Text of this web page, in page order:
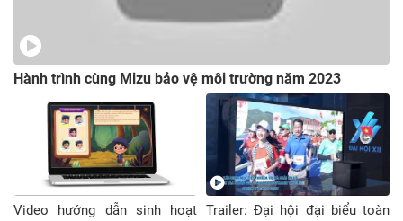
Hành trình cùng Mizu bảo vệ môi trường năm 2023
Video hướng dẫn sinh hoạt Trailer: Đại hội đại biểu toàn